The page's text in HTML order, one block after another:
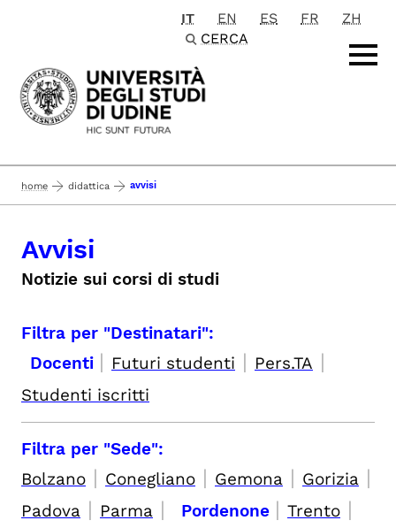
Passa al contenuto principale
IT EN ES FR
ZH
CERCA
home didattica avvisi
Avvisi
Notizie sui corsi di studi
Filtra per "Destinatari":
Docenti | Futuri studenti | Pers.TA |
Studenti iscritti
Filtra per "Sede":
Bolzano | Conegliano | Gemona | Gorizia |
Padova | Parma | Pordenone | Trento |